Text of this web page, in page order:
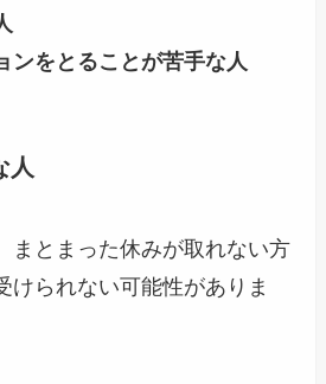
をとることが苦手な人
人
まとまった休みが取れない方
けられない可能性がありま